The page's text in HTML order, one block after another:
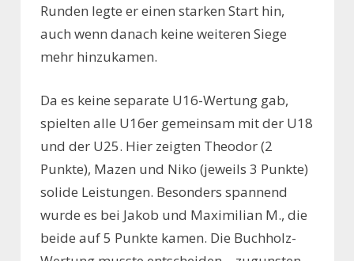
Runden legte er einen starken Start hin,
auch wenn danach keine weiteren Siege
mehr hinzukamen.
Da es keine separate U16-Wertung gab,
spielten alle U16er gemeinsam mit der U18
und der U25. Hier zeigten Theodor (2
Punkte), Mazen und Niko (jeweils 3 Punkte)
solide Leistungen. Besonders spannend
wurde es bei Jakob und Maximilian M., die
beide auf 5 Punkte kamen. Die Buchholz-